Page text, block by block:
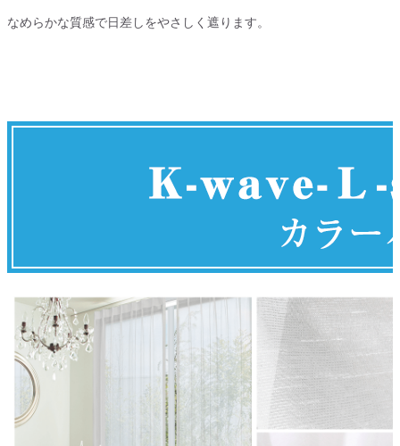
なめらかな質感で日差しをやさしく遮ります。